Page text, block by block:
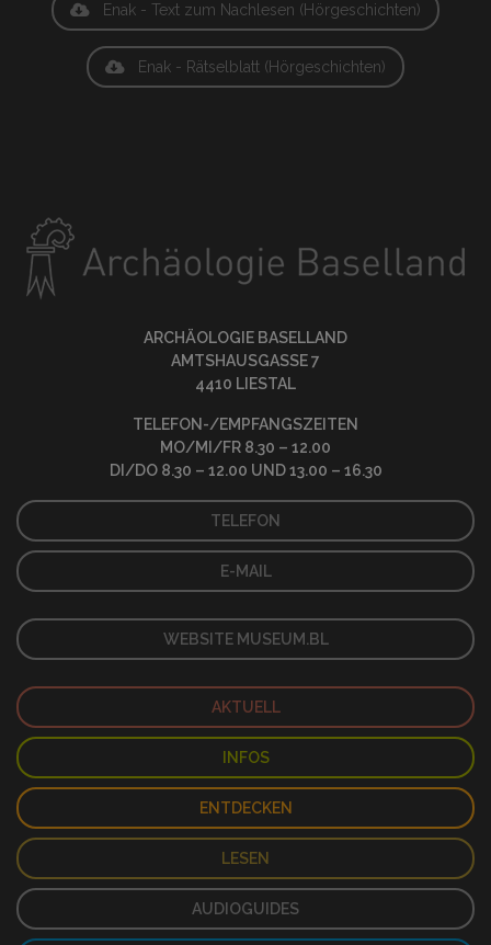
Enak - Text zum Nachlesen (Hörgeschichten)
Enak - Rätselblatt (Hörgeschichten)
ARCHÄOLOGIE BASELLAND
AMTSHAUSGASSE 7
4410 LIESTAL
TELEFON-/EMPFANGSZEITEN
MO/MI/FR 8.30 – 12.00
DI/DO 8.30 – 12.00 UND 13.00 – 16.30
TELEFON
E-MAIL
WEBSITE MUSEUM.BL
AKTUELL
INFOS
ENTDECKEN
LESEN
AUDIOGUIDES